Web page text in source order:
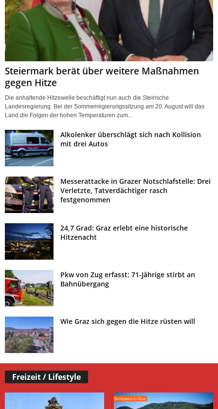
Steiermark berät über weitere Maßnahmen
gegen Hitze
Die anhaltende Hitzewelle beschäftigt nun auch die Steirische
Landesregierung. Bei der Sommerregierungssitzung am 20. August will das
Land die Folgen der hohen Temperaturen zum...
Alkolenker überschlägt sich nach Kollision
mit drei Autos
Messerattacke in Grazer Notschlafstelle: Drei
Verletzte, Tatverdächtiger rasch
festgenommen
24,7 Grad: Graz erlebt eine historische
Hitzenacht
Pkw von Zug erfasst: 71-Jährige stirbt an
Bahnübergang
Wie Graz sich gegen die Hitze rüsten will
Freizeit / Lifestyle